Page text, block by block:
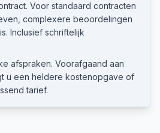
Voor standaard contracten
complexere beoordelingen
Inclusief schriftelijk
afspraken. Voorafgaand aan
u een heldere kostenopgave of
tarief.